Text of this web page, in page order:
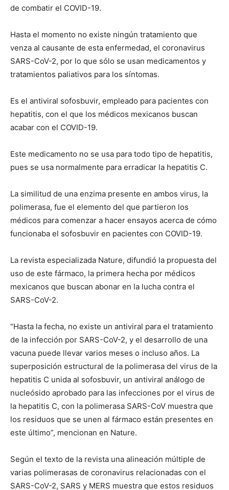
de combatir el COVID-19.
Hasta el momento no existe ningún tratamiento que
venza al causante de esta enfermedad, el coronavirus
SARS-CoV-2, por lo que sólo se usan medicamentos y
tratamientos paliativos para los síntomas.
Es el antiviral sofosbuvir, empleado para pacientes con
hepatitis, con el que los médicos mexicanos buscan
acabar con el COVID-19.
Este medicamento no se usa para todo tipo de hepatitis,
pues se usa normalmente para erradicar la hepatitis C.
La similitud de una enzima presente en ambos virus, la
polimerasa, fue el elemento del que partieron los
médicos para comenzar a hacer ensayos acerca de cómo
funcionaba el sofosbuvir en pacientes con COVID-19.
La revista especializada Nature, difundió la propuesta del
uso de este fármaco, la primera hecha por médicos
mexicanos que buscan abonar en la lucha contra el
SARS-CoV-2.
“Hasta la fecha, no existe un antiviral para el tratamiento
de la infección por SARS-CoV-2, y el desarrollo de una
vacuna puede llevar varios meses o incluso años. La
superposición estructural de la polimerasa del virus de la
hepatitis C unida al sofosbuvir, un antiviral análogo de
nucleósido aprobado para las infecciones por el virus de
la hepatitis C, con la polimerasa SARS-CoV muestra que
los residuos que se unen al fármaco están presentes en
este último”, mencionan en Nature.
Según el texto de la revista una alineación múltiple de
varias polimerasas de coronavirus relacionadas con el
SARS-CoV-2, SARS y MERS muestra que estos residuos